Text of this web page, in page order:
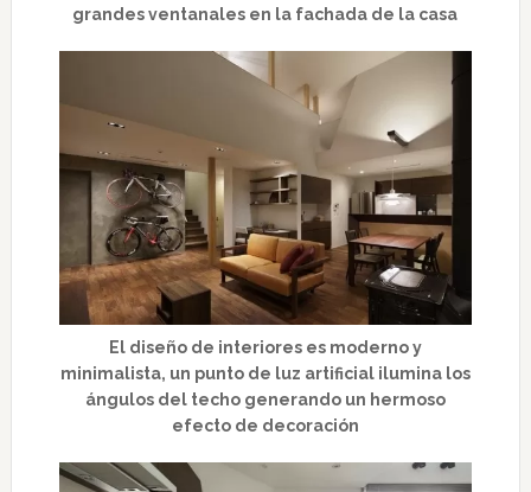
grandes ventanales en la fachada de la casa
El diseño de interiores es moderno y
minimalista, un punto de luz artificial ilumina los
ángulos del techo generando un hermoso
efecto de decoración